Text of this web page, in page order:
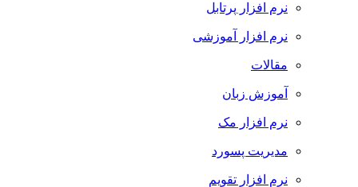
نرم افزار پرتابل
نرم افزار آموزشی
مقالات
آموزش زبان
نرم افزار مک
مدیریت پسورد
نرم افزار تقویم